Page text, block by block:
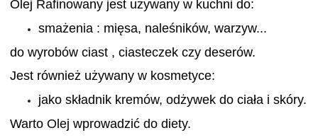
Olej Rafinowany jest używany w kuchni do:
smażenia : mięsa, naleśników, warzyw...
do wyrobów ciast , ciasteczek czy deserów.
Jest również używany w kosmetyce:
jako składnik kremów, odżywek do ciała i skóry.
Warto Olej wprowadzić do diety.